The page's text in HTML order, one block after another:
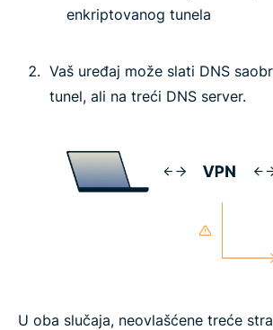
Vaš uređaj može slati DNS
tunel, ali na treći DNS server.
U oba slučaja, neovlašćene treće